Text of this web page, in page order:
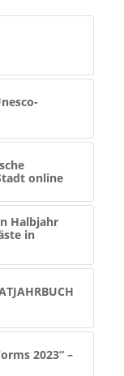
online
Halbjahr
in
2023“ –